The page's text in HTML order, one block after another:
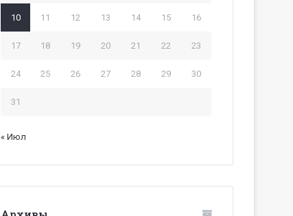
10 11 12 13 14 15 16
17 18 19 20 21 22 23
24 25 26 27 28 29 30
31
« Июл